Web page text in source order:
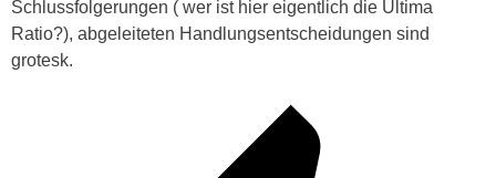
Schlussfolgerungen ( wer ist hier eigentlich die Ultima
Ratio?), abgeleiteten Handlungsentscheidungen sind
grotesk.